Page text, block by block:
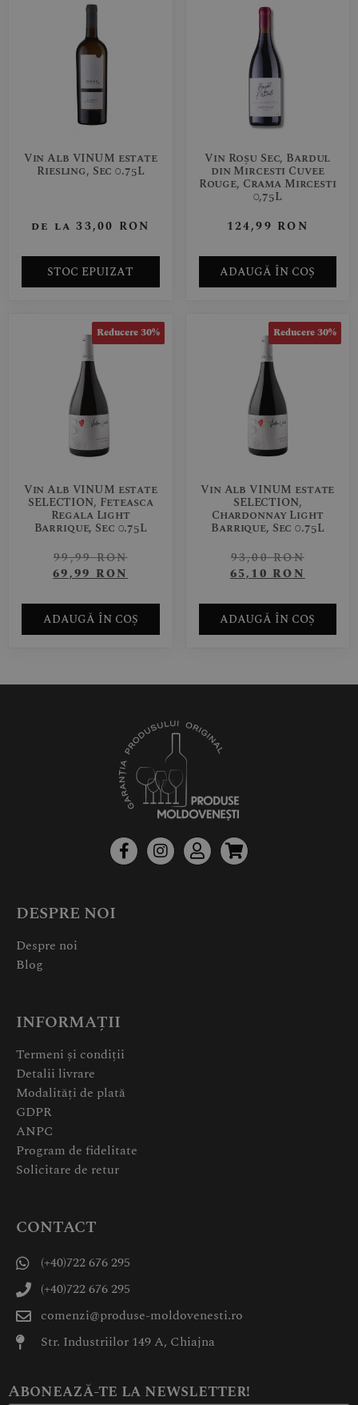
Vin Alb VINUM estate
Riesling, Sec 0.75L
de la33,00 RON
STOC EPUIZAT
Vin Roșu Sec, Bardul
din Mircesti Cuvee
Rouge, Crama Mircesti
0,75L
124,99 RON
ADAUGĂ ÎN COȘ
Reducere 30%
Vin Alb VINUM estate
SELECTION, Feteasca
Regala Light
Barrique, Sec 0.75L
99,99RON
69,99RON
ADAUGĂ ÎN COȘ
Reducere 30%
Vin Alb VINUM estate
SELECTION,
Chardonnay Light
Barrique, Sec 0.75L
93,00RON
65,10RON
ADAUGĂ ÎN COȘ
DESPRE NOI
Despre noi
Blog
INFORMAȚII
Termeni și condiții
Detalii livrare
Modalități de plată
GDPR
ANPC
Program de fidelitate
Solicitare de retur
CONTACT
(+40)722 676 295
(+40)722 676 295
comenzi@produse-moldovenesti.ro
Str. Industriilor 149 A, Chiajna
Abonează-te la newsletter!